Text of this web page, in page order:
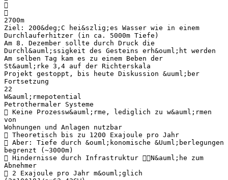


2700m
Ziel: 200&deg;C hei&szlig;es Wasser wie in einem
Durchlauferhitzer (in ca. 5000m Tiefe)
Am 8. Dezember sollte durch Druck die
Durchl&auml;ssigkeit des Gesteins erh&ouml;ht werden
Am selben Tag kam es zu einem Beben der
St&auml;rke 3,4 auf der Richterskala
Projekt gestoppt, bis heute Diskussion &uuml;ber
Fortsetzung
22
W&auml;rmepotential
Petrothermaler Systeme
 Keine Prozessw&auml;rme, lediglich zu w&auml;rmen
von
Wohnungen und Anlagen nutzbar
 Theoretisch bis zu 1200 Exajoule pro Jahr
 Aber: Tiefe durch &ouml;konomische &Uuml;berlegungen
begrenzt (~3000m)
 Hindernisse durch Infrastruktur N&auml;he zum
Abnehmer
 2 Exajoule pro Jahr m&ouml;glich